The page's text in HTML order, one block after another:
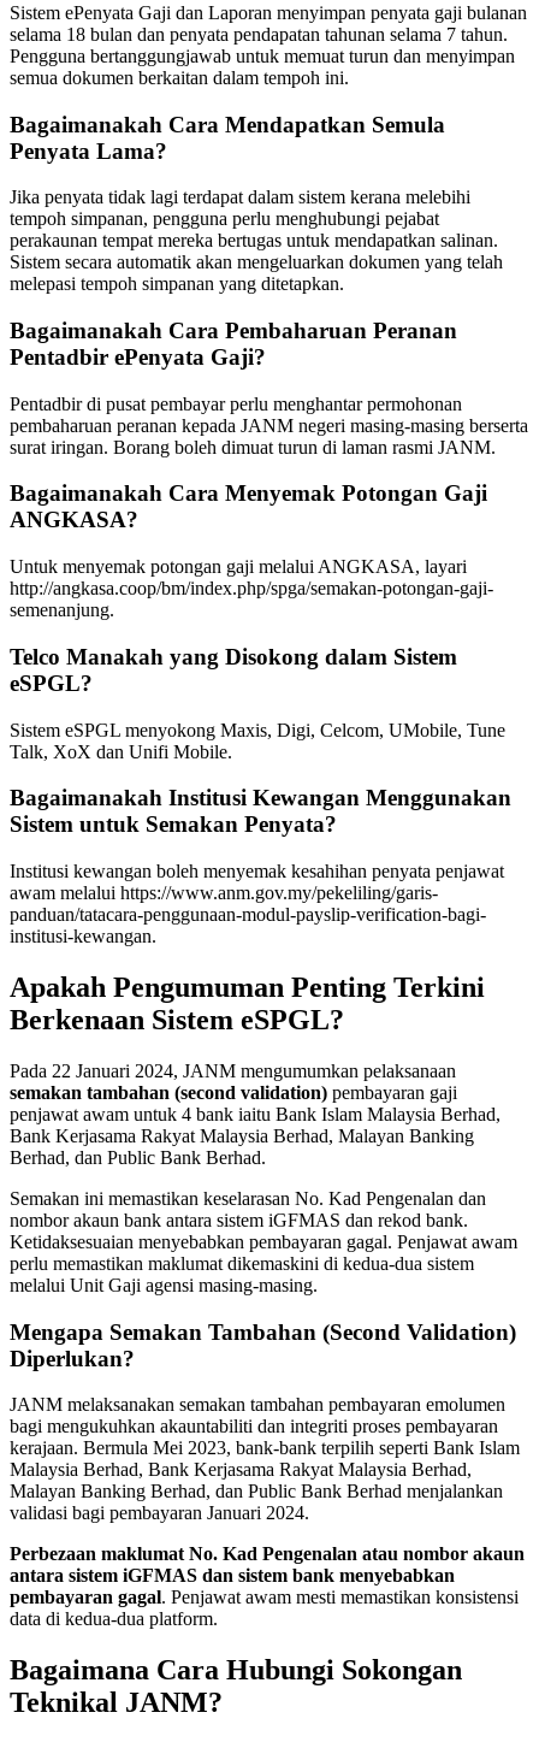
Sistem ePenyata Gaji dan Laporan menyimpan penyata gaji bulanan
selama 18 bulan dan penyata pendapatan tahunan selama 7 tahun.
Pengguna bertanggungjawab untuk memuat turun dan menyimpan
semua dokumen berkaitan dalam tempoh ini.
Bagaimanakah Cara Mendapatkan Semula
Penyata Lama?
Jika penyata tidak lagi terdapat dalam sistem kerana melebihi
tempoh simpanan, pengguna perlu menghubungi pejabat
perakaunan tempat mereka bertugas untuk mendapatkan salinan.
Sistem secara automatik akan mengeluarkan dokumen yang telah
melepasi tempoh simpanan yang ditetapkan.
Bagaimanakah Cara Pembaharuan Peranan
Pentadbir ePenyata Gaji?
Pentadbir di pusat pembayar perlu menghantar permohonan
pembaharuan peranan kepada JANM negeri masing-masing berserta
surat iringan. Borang boleh dimuat turun di laman rasmi JANM.
Bagaimanakah Cara Menyemak Potongan Gaji
ANGKASA?
Untuk menyemak potongan gaji melalui ANGKASA, layari
http://angkasa.coop/bm/index.php/spga/semakan-potongan-gaji-
semenanjung.
Telco Manakah yang Disokong dalam Sistem
eSPGL?
Sistem eSPGL menyokong Maxis, Digi, Celcom, UMobile, Tune
Talk, XoX dan Unifi Mobile.
Bagaimanakah Institusi Kewangan Menggunakan
Sistem untuk Semakan Penyata?
Institusi kewangan boleh menyemak kesahihan penyata penjawat
awam melalui https://www.anm.gov.my/pekeliling/garis-
panduan/tatacara-penggunaan-modul-payslip-verification-bagi-
institusi-kewangan.
Apakah Pengumuman Penting Terkini
Berkenaan Sistem eSPGL?
Pada 22 Januari 2024, JANM mengumumkan pelaksanaan
semakan tambahan (second validation) pembayaran gaji
penjawat awam untuk 4 bank iaitu Bank Islam Malaysia Berhad,
Bank Kerjasama Rakyat Malaysia Berhad, Malayan Banking
Berhad, dan Public Bank Berhad.
Semakan ini memastikan keselarasan No. Kad Pengenalan dan
nombor akaun bank antara sistem iGFMAS dan rekod bank.
Ketidaksesuaian menyebabkan pembayaran gagal. Penjawat awam
perlu memastikan maklumat dikemaskini di kedua-dua sistem
melalui Unit Gaji agensi masing-masing.
Mengapa Semakan Tambahan (Second Validation)
Diperlukan?
JANM melaksanakan semakan tambahan pembayaran emolumen
bagi mengukuhkan akauntabiliti dan integriti proses pembayaran
kerajaan. Bermula Mei 2023, bank-bank terpilih seperti Bank Islam
Malaysia Berhad, Bank Kerjasama Rakyat Malaysia Berhad,
Malayan Banking Berhad, dan Public Bank Berhad menjalankan
validasi bagi pembayaran Januari 2024.
Perbezaan maklumat No. Kad Pengenalan atau nombor akaun
antara sistem iGFMAS dan sistem bank menyebabkan
pembayaran gagal. Penjawat awam mesti memastikan konsistensi
data di kedua-dua platform.
Bagaimana Cara Hubungi Sokongan
Teknikal JANM?